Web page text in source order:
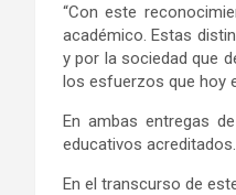
“Con este
académico. Estas
y por la sociedad que
los esfuerzos que hoy
En ambas entregas
educativos acreditados.
En el transcurso de